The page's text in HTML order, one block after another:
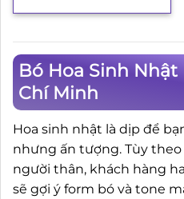
Bó Hoa Sinh Nhật
Chí Minh
Hoa sinh nhật là dịp để
nhưng ấn tượng. Tùy
người thân, khách hàng
sẽ gợi ý form bó và tone